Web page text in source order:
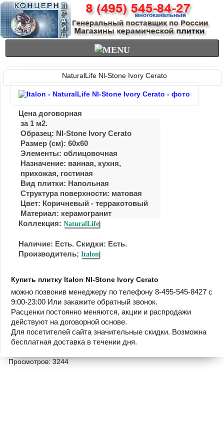
NaturalLife Nl-Stone Ivory Cerato
Цена договорная
за 1 м2.
Образец: Nl-Stone Ivory Cerato
Размер (см): 60x60
Элементы: облицовочная
Назначение: ванная, куxня,
приxожая, гостиная
Вид плитки: Напольная
Структура поверхности: матовая
Цвет: Коричневый - терракотовый
Материал: керамогранит
Коллекция: NaturalLife
Наличие: Есть. Скидки: Есть.
Производитель; Italon
Купить плитку Italon Nl-Stone Ivory Cerato
можно позвонив менеджеру по телефону 8-495-545-8427 с
9:00-23:00 Или закажите обратный звонок.
Расценки постоянно меняются, акции и распродажи
действуют на договорной основе.
Для посетителей сайта значительные скидки. Возможна
бесплатная доставка в течении дня.
Просмотров: 3244